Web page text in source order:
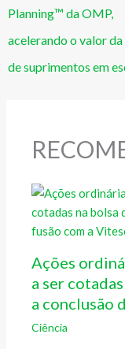
Planning™ da OMP,
acelerando o valor
de suprimentos em
Ações
a ser
a conclusão
Ciência